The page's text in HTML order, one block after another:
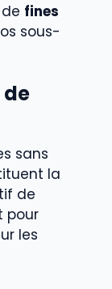
fines
sous-
sans
la
de
pour
les